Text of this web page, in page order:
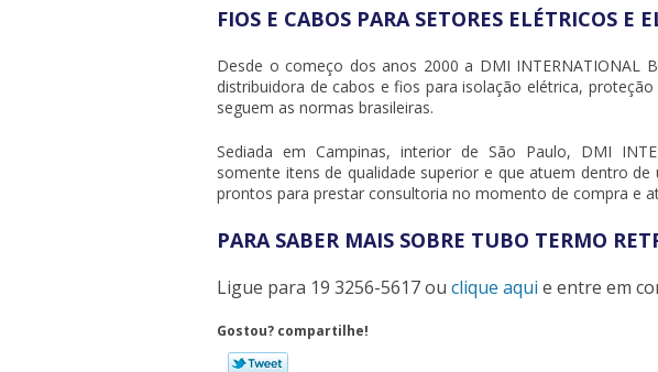
FIOS E CABOS PARA SETORES ELÉTRICOS E
Desde o começo dos anos 2000 a DMI INTERNATIONAL
distribuidora de cabos e fios para isolação elétrica,
seguem as normas brasileiras.
Sediada em Campinas, interior de São Paulo, DMI
somente itens de qualidade superior e que atuem dentro
prontos para prestar consultoria no momento de compra e
PARA SABER MAIS SOBRE TUBO TERMO
Ligue para 19 3256-5617ou clique aqui e entre em
Gostou? compartilhe!